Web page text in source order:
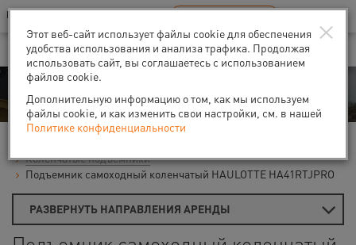
Ваш город:Архангельск
В Вашем регионе нет наших офисов RU EN
Аренда
Коленчатые подъемники
Подъемник самоходный коленчатый HAULOTTE HA41RTJPRO
РАЗВЕРНУТЬ НАПРАВЛЕНИЯ АРЕНДЫ
×
Этот веб-сайт использует файлы cookie для обеспечения
удобства использования и анализа трафика. Продолжая
использовать сайт, вы соглашаетесь с использованием
файлов cookie.
Дополнительную информацию о том, как мы используем
файлы cookie, и как изменить свои настройки, см. в нашей
Политике конфиденциальности